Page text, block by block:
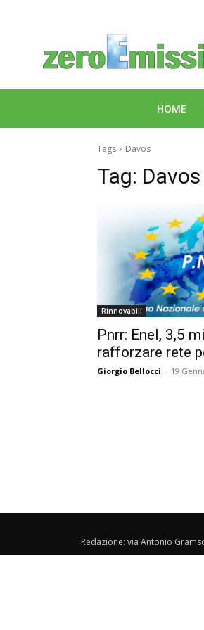
HOME
Tags Davos
Tag: Davos
Rinnovabili
Pnrr: Enel, 3,5
rafforzare rete
Giorgio Bellocci - 19
Redazione: via Antonio